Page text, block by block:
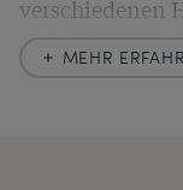
verschiedenen
MEHR